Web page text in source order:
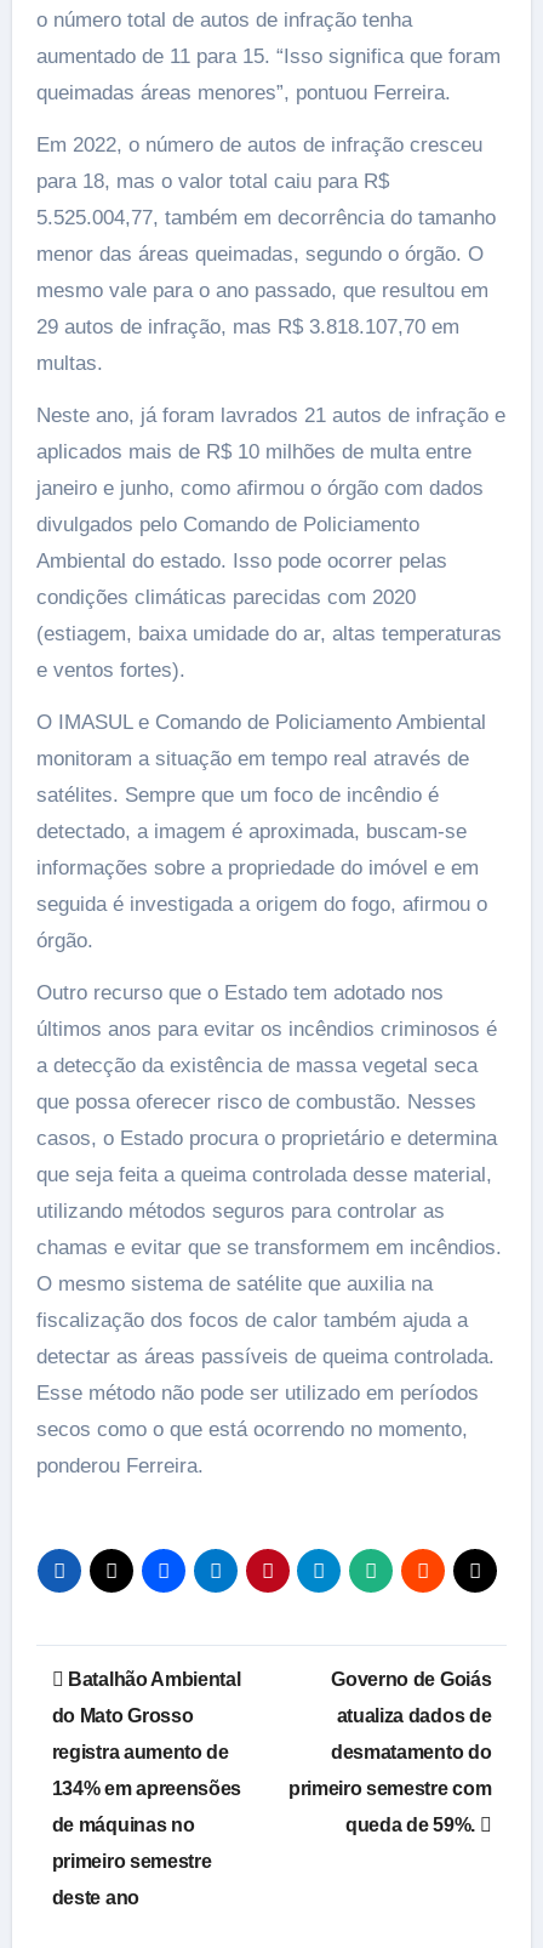
o número total de autos de infração tenha
aumentado de 11 para 15. “Isso significa que foram
queimadas áreas menores”, pontuou Ferreira.
Em 2022, o número de autos de infração cresceu
para 18, mas o valor total caiu para R$
5.525.004,77, também em decorrência do tamanho
menor das áreas queimadas, segundo o órgão. O
mesmo vale para o ano passado, que resultou em
29 autos de infração, mas R$ 3.818.107,70 em
multas.
Neste ano, já foram lavrados 21 autos de infração e
aplicados mais de R$ 10 milhões de multa entre
janeiro e junho, como afirmou o órgão com dados
divulgados pelo Comando de Policiamento
Ambiental do estado. Isso pode ocorrer pelas
condições climáticas parecidas com 2020
(estiagem, baixa umidade do ar, altas temperaturas
e ventos fortes).
O IMASUL e Comando de Policiamento Ambiental
monitoram a situação em tempo real através de
satélites. Sempre que um foco de incêndio é
detectado, a imagem é aproximada, buscam-se
informações sobre a propriedade do imóvel e em
seguida é investigada a origem do fogo, afirmou o
órgão.
Outro recurso que o Estado tem adotado nos
últimos anos para evitar os incêndios criminosos é
a detecção da existência de massa vegetal seca
que possa oferecer risco de combustão. Nesses
casos, o Estado procura o proprietário e determina
que seja feita a queima controlada desse material,
utilizando métodos seguros para controlar as
chamas e evitar que se transformem em incêndios.
O mesmo sistema de satélite que auxilia na
fiscalização dos focos de calor também ajuda a
detectar as áreas passíveis de queima controlada.
Esse método não pode ser utilizado em períodos
secos como o que está ocorrendo no momento,
ponderou Ferreira.
Navegação
de
Post
Batalhão Ambiental
do Mato Grosso
registra aumento de
134% em apreensões
de máquinas no
primeiro semestre
deste ano
Governo de Goiás
atualiza dados de
desmatamento do
primeiro semestre com
queda de 59%.